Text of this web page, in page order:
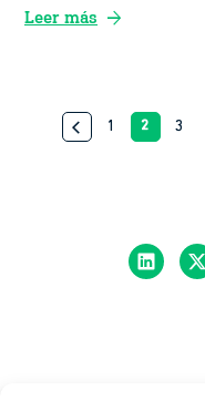
Leer más arrow_forward
arrow_back_ios 1 2 3